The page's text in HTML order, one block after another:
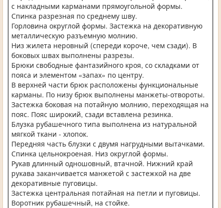
с накладными карманами прямоугольной формы.
Спинка разрезная по среднему шву.
Горловина округлой формы. Застежка на декоративную
металлическую разъемную молнию.
Низ жилета неровный (спереди короче, чем сзади). В
боковых швах выполнены разрезы.
Брюки свободные фантазийного кроя, со складками от
пояса и элементом «запах» по центру.
В верхней части брюк расположены функциональные
карманы. По низу брюк выполнены манжеты-отвороты.
Застежка боковая на потайную молнию, переходящая на
пояс. Пояс широкий, сзади вставлена резинка.
Блузка рубашечного типа выполнена из натуральной
мягкой ткани - хлопок.
Передняя часть блузки с двумя нагрудными вытачками.
Спинка цельнокроеная. Низ округлой формы.
Рукав длинный одношовный, втачной. Нижний край
рукава заканчивается манжетой с застежкой на две
декоративные пуговицы.
Застежка центральная потайная на петли и пуговицы.
Воротник рубашечный, на стойке.